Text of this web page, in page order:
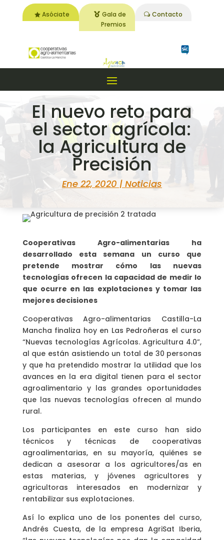
Asóciate
Gala de
Premios
Contacto
El nuevo reto para
el sector agrícola:
la Agricultura de
Precisión
Ene 22, 2020 | Noticias
Cooperativas Agro-alimentarias ha
desarrollado esta semana un curso que
pretende mostrar cómo las nuevas
tecnologías ofrecen la capacidad de medir lo
que ocurre en las explotaciones y tomar las
mejores decisiones
Cooperativas Agro-alimentarias Castilla-La
Mancha finaliza hoy en Las Pedroñeras el curso
“Nuevas tecnologías Agrícolas. Agricultura 4.0”,
al que están asistiendo un total de 30 personas
y que ha pretendido mostrar la utilidad que los
avances en la era digital tienen para el sector
agroalimentario y las grandes oportunidades
que las nuevas tecnologías ofrecen al mundo
rural.
Los participantes en este curso han sido
técnicos y técnicas de cooperativas
agroalimentarias, en su mayoría, quiénes se
dedican a asesorar a los agricultores/as en
estas materias, y jóvenes agricultores y
agricultoras interesados en modernizar y
rentabilizar sus explotaciones.
Así lo explica uno de los ponentes del curso,
Andrés Cuesta, de la empresa AgriSat Iberia,